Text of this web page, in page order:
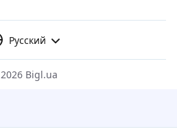
Русский
2026 Bigl.ua